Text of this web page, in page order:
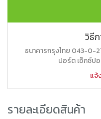
วิธีก
ธนาคารกรุงไทย 043-0-
ปอร์ต เอ็กซ์ป
แจ้
รายละเอียดสินค้า